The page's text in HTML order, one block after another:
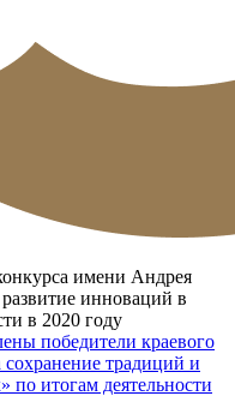
имени Андрея
инноваций в
в 2020 году
победители краевого
традиций и
по итогам деятельности